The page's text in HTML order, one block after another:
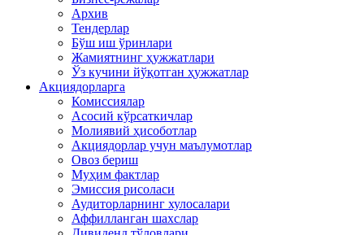
Архив
Тендерлар
Бўш иш ўринлари
Жамиятнинг ҳужжатлари
Ўз кучини йўқотган ҳужжатлар
Акциядорларга
Комиссиялар
Асосий кўрсаткичлар
Молиявий ҳисоботлар
Акциядорлар учун маълумотлар
Овоз бериш
Муҳим фактлар
Эмиссия рисоласи
Аудиторларнинг хулосалари
Аффилланган шахслар